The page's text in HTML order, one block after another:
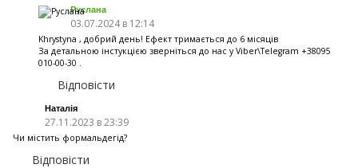
Руслана
03.07.2024 в 12:14
Khrystyna , добрий день! Ефект тримається до 6 місяців
За детальною інстукцією зверніться до нас у Viber\Telegram +38095
010-00-30 .
Відповісти
Наталія
27.11.2023 в 23:39
Чи містить формальдегід?
Відповісти